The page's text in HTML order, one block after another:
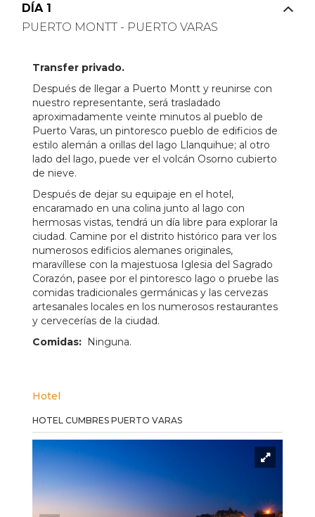
DÍA 1
PUERTO MONTT - PUERTO VARAS
Transfer privado.
Después de llegar a Puerto Montt y reunirse con
nuestro representante, será trasladado
aproximadamente veinte minutos al pueblo de
Puerto Varas, un pintoresco pueblo de edificios de
estilo alemán a orillas del lago Llanquihue; al otro
lado del lago, puede ver el volcán Osorno cubierto
de nieve.
Después de dejar su equipaje en el hotel,
encaramado en una colina junto al lago con
hermosas vistas, tendrá un día libre para explorar la
ciudad. Camine por el distrito histórico para ver los
numerosos edificios alemanes originales,
maravíllese con la majestuosa Iglesia del Sagrado
Corazón, pasee por el pintoresco lago o pruebe las
comidas tradicionales germánicas y las cervezas
artesanales locales en los numerosos restaurantes
y cervecerías de la ciudad.
Comidas: Ninguna.
Hotel
HOTEL CUMBRES PUERTO VARAS